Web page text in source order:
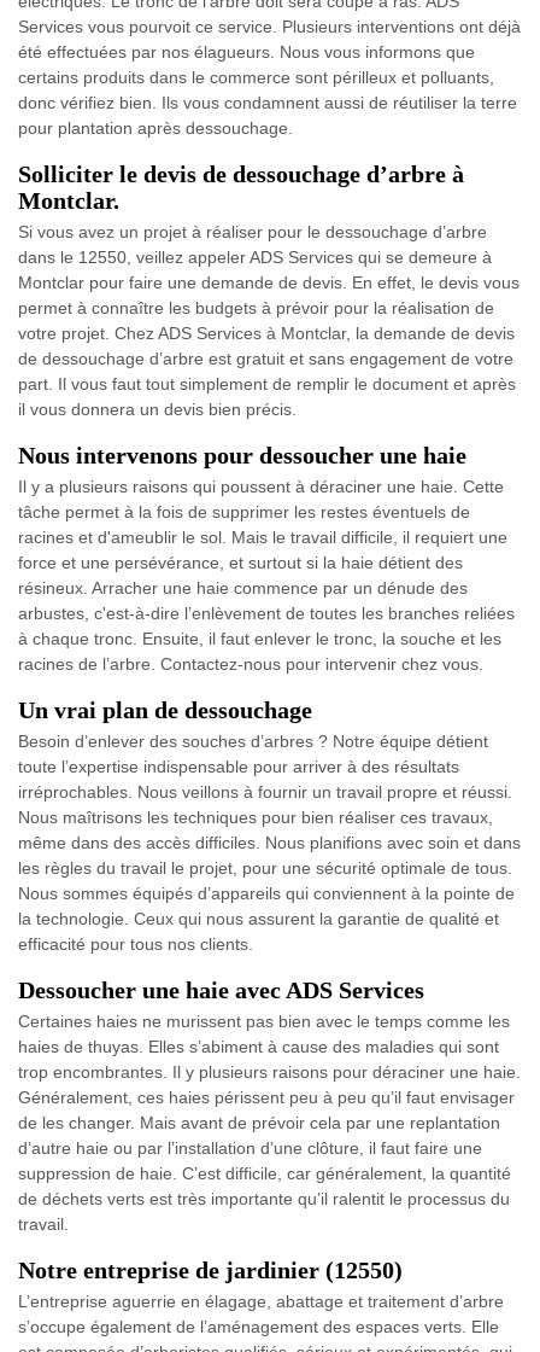
Services vous pourvoit ce service. Plusieurs interventions ont déjà
été effectuées par nos élagueurs. Nous vous informons que
certains produits dans le commerce sont périlleux et polluants,
donc vérifiez bien. Ils vous condamnent aussi de réutiliser la terre
pour plantation après dessouchage.
Solliciter le devis de dessouchage d’arbre à
Montclar.
Si vous avez un projet à réaliser pour le dessouchage d’arbre
dans le 12550, veillez appeler ADS Services qui se demeure à
Montclar pour faire une demande de devis. En effet, le devis vous
permet à connaître les budgets à prévoir pour la réalisation de
votre projet. Chez ADS Services à Montclar, la demande de devis
de dessouchage d’arbre est gratuit et sans engagement de votre
part. Il vous faut tout simplement de remplir le document et après
il vous donnera un devis bien précis.
Nous intervenons pour dessoucher une haie
Il y a plusieurs raisons qui poussent à déraciner une haie. Cette
tâche permet à la fois de supprimer les restes éventuels de
racines et d'ameublir le sol. Mais le travail difficile, il requiert une
force et une persévérance, et surtout si la haie détient des
résineux. Arracher une haie commence par un dénude des
arbustes, c'est-à-dire l’enlèvement de toutes les branches reliées
à chaque tronc. Ensuite, il faut enlever le tronc, la souche et les
racines de l’arbre. Contactez-nous pour intervenir chez vous.
Un vrai plan de dessouchage
Besoin d’enlever des souches d’arbres ? Notre équipe détient
toute l’expertise indispensable pour arriver à des résultats
irréprochables. Nous veillons à fournir un travail propre et réussi.
Nous maîtrisons les techniques pour bien réaliser ces travaux,
même dans des accès difficiles. Nous planifions avec soin et dans
les règles du travail le projet, pour une sécurité optimale de tous.
Nous sommes équipés d’appareils qui conviennent à la pointe de
la technologie. Ceux qui nous assurent la garantie de qualité et
efficacité pour tous nos clients.
Dessoucher une haie avec ADS Services
Certaines haies ne murissent pas bien avec le temps comme les
haies de thuyas. Elles s’abiment à cause des maladies qui sont
trop encombrantes. Il y plusieurs raisons pour déraciner une haie.
Généralement, ces haies périssent peu à peu qu’il faut envisager
de les changer. Mais avant de prévoir cela par une replantation
d’autre haie ou par l’installation d’une clôture, il faut faire une
suppression de haie. C’est difficile, car généralement, la quantité
de déchets verts est très importante qu’il ralentit le processus du
travail.
Notre entreprise de jardinier (12550)
L’entreprise aguerrie en élagage, abattage et traitement d’arbre
s’occupe également de l’aménagement des espaces verts. Elle